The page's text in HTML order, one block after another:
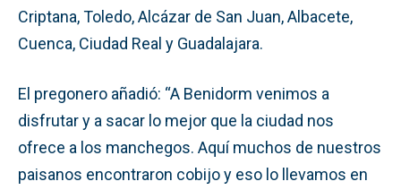
Criptana, Toledo, Alcázar de San Juan, Albacete,
Cuenca, Ciudad Real y Guadalajara.
El pregonero añadió: “A Benidorm venimos a
disfrutar y a sacar lo mejor que la ciudad nos
ofrece a los manchegos. Aquí muchos de nuestros
paisanos encontraron cobijo y eso lo llevamos en